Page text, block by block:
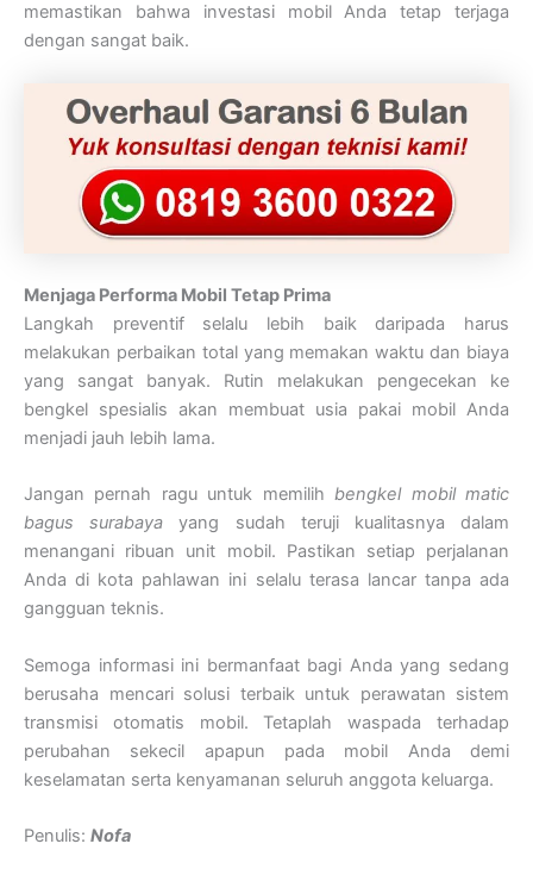
memastikan bahwa investasi mobil Anda tetap terjaga
dengan sangat baik.
Menjaga Performa Mobil Tetap Prima
Langkah preventif selalu lebih baik daripada harus
melakukan perbaikan total yang memakan waktu dan biaya
yang sangat banyak. Rutin melakukan pengecekan ke
bengkel spesialis akan membuat usia pakai mobil Anda
menjadi jauh lebih lama.
Jangan pernah ragu untuk memilihbengkel mobil matic
bagus surabaya yang sudah teruji kualitasnya dalam
menangani ribuan unit mobil. Pastikan setiap perjalanan
Anda di kota pahlawan ini selalu terasa lancar tanpa ada
gangguan teknis.
Semoga informasi ini bermanfaat bagi Anda yang sedang
berusaha mencari solusi terbaik untuk perawatan sistem
transmisi otomatis mobil. Tetaplah waspada terhadap
perubahan sekecil apapun pada mobil Anda demi
keselamatan serta kenyamanan seluruh anggota keluarga.
Penulis: Nofa